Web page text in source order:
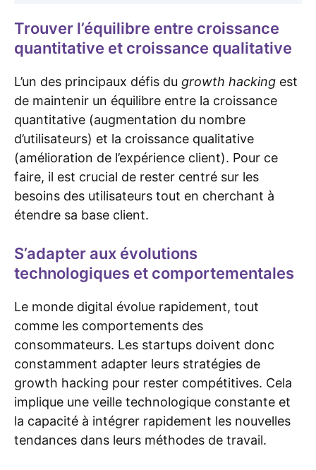
Trouver l’équilibre entre croissance
quantitative et croissance qualitative
L’un des principaux défis du growth hacking est
de maintenir un équilibre entre la croissance
quantitative (augmentation du nombre
d’utilisateurs) et la croissance qualitative
(amélioration de l’expérience client). Pour ce
faire, il est crucial de rester centré sur les
besoins des utilisateurs tout en cherchant à
étendre sa base client.
S’adapter aux évolutions
technologiques et comportementales
Le monde digital évolue rapidement, tout
comme les comportements des
consommateurs. Les startups doivent donc
constamment adapter leurs stratégies de
growth hacking pour rester compétitives. Cela
implique une veille technologique constante et
la capacité à intégrer rapidement les nouvelles
tendances dans leurs méthodes de travail.